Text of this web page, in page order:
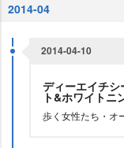
2014-04
2014-04-10
ディーエイチ
ト&ホワイトニ
歩く女性たち・オ